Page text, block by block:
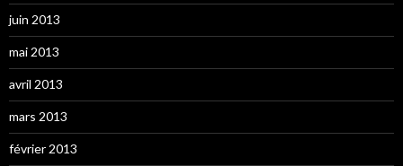
juin 2013
mai 2013
avril 2013
mars 2013
février 2013